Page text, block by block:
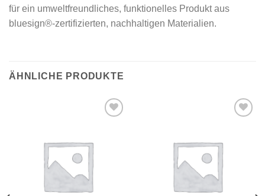
für ein umweltfreundliches, funktionelles Produkt aus
bluesign®-zertifizierten, nachhaltigen Materialien.
ÄHNLICHE PRODUKTE